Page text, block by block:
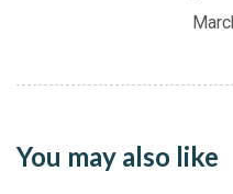
You may also like